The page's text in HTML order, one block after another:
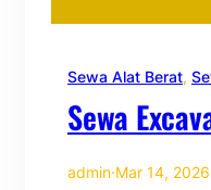
Sewa Alat Berat,
Sewa
admin·Mar 14, 2026